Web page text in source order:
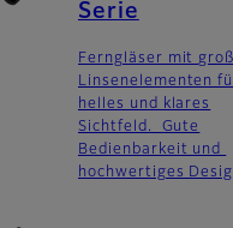
Serie
Ferngläser mit
Linsenelementen
helles und klares
Sichtfeld. Gute
Bedienbarkeit und
hochwertiges